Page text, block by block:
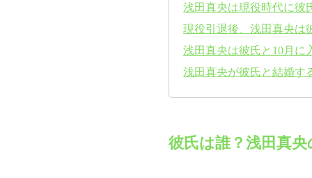
浅田真央は現役時代に彼
現役引退後、浅田真央は
浅田真央は彼氏と10月に
浅田真央が彼氏と結婚す
彼氏は誰？浅田真